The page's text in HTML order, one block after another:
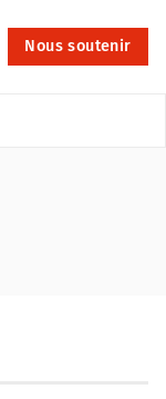
Nous soutenir